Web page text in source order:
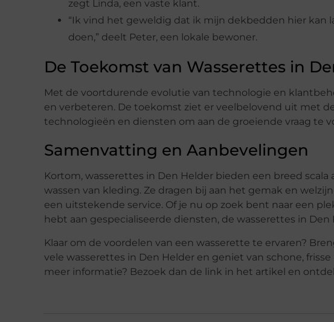
zegt Linda, een vaste klant.
“Ik vind het geweldig dat ik mijn dekbedden hier kan
doen,” deelt Peter, een lokale bewoner.
De Toekomst van Wasserettes in
Met de voortdurende evolutie van technologie en
en verbeteren. De toekomst ziet er veelbelovend uit met
technologieën en diensten om aan de groeiende vraag te
Samenvatting en Aanbevelingen
Kortom, wasserettes in Den Helder bieden een breed
wassen van kleding. Ze dragen bij aan het gemak en
een uitstekende service. Of je nu op zoek bent naar een
hebt aan gespecialiseerde diensten, de wasserettes in Den
Klaar om de voordelen van een wasserette te ervaren?
vele wasserettes in Den Helder en geniet van schone,
meer informatie? Bezoek dan de link in het artikel en